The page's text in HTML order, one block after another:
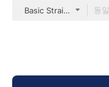
Basic Straight Filled